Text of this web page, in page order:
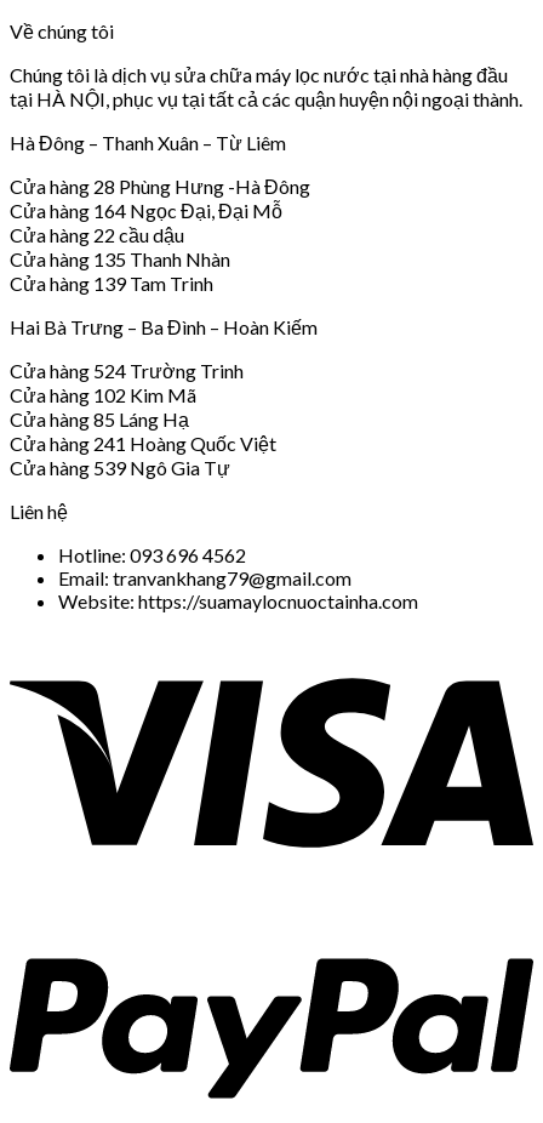
Về chúng tôi
Chúng tôi là dịch vụ sửa chữa máy lọc nước tại nhà hàng đầu
tại HÀ NỘI, phục vụ tại tất cả các quận huyện nội ngoại thành.
Hà Đông – Thanh Xuân – Từ Liêm
Cửa hàng 28 Phùng Hưng -Hà Đông
Cửa hàng 164 Ngọc Đại, Đại Mỗ
Cửa hàng 22 cầu dậu
Cửa hàng 135 Thanh Nhàn
Cửa hàng 139 Tam Trinh
Hai Bà Trưng – Ba Đình – Hoàn Kiếm
Cửa hàng 524 Trường Trinh
Cửa hàng 102 Kim Mã
Cửa hàng 85 Láng Hạ
Cửa hàng 241 Hoàng Quốc Việt
Cửa hàng 539 Ngô Gia Tự
Liên hệ
Hotline: 093 696 4562
Email: tranvankhang79@gmail.com
Website: https://suamaylocnuoctainha.com